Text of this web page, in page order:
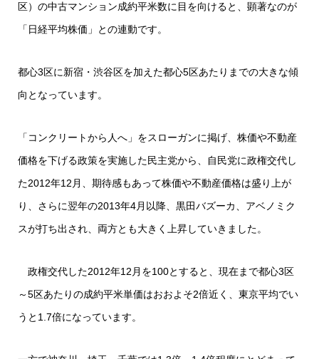
区）の中古マンション成約平米数に目を向けると、顕著なのが
「日経平均株価」との連動です。
都心3区に新宿・渋谷区を加えた都心5区あたりまでの大きな傾
向となっています。
「コンクリートから人へ」をスローガンに掲げ、株価や不動産
価格を下げる政策を実施した民主党から、自民党に政権交代し
た2012年12月、期待感もあって株価や不動産価格は盛り上が
り、さらに翌年の2013年4月以降、黒田バズーカ、アベノミク
スが打ち出され、両方とも大きく上昇していきました。
政権交代した2012年12月を100とすると、現在まで都心3区
～5区あたりの成約平米単価はおおよそ2倍近く、東京平均でい
うと1.7倍になっています。